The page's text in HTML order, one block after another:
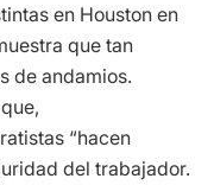
en Houston en
que tan
de andamios.
“hacen
del trabajador.